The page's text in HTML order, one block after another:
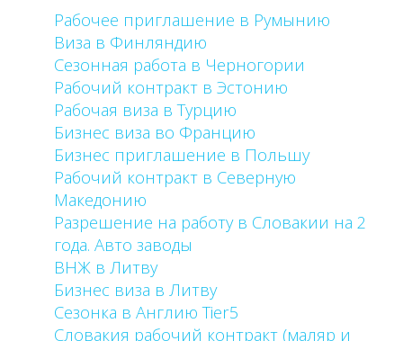
Рабочее приглашение в Румынию
Виза в Финляндию
Сезонная работа в Черногории
Рабочий контракт в Эстонию
Рабочая виза в Турцию
Бизнес виза во Францию
Бизнес приглашение в Польшу
Рабочий контракт в Северную
Македонию
Разрешение на работу в Словакии на 2
года. Авто заводы
ВНЖ в Литву
Бизнес виза в Литву
Сезонка в Англию Tier5
Словакия рабочий контракт (маляр и